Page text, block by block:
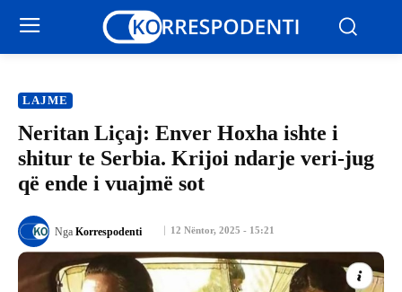
LAJME
Neritan Liçaj: Enver Hoxha ishte i
shitur te Serbia. Krijoi ndarje veri-jug
që ende i vuajmë sot
12 Nëntor, 2025 - 15:21
Nga Korrespodenti